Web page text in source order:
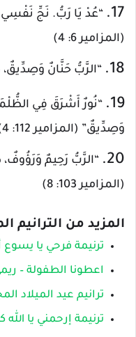
17.
“عُدْ يَا رَبُّ. نَجِّ
(المزامير 6: 4)
18. “الرَّبُّ حَنَّانٌ وَصِدِّيقٌ،
19.
“نُورٌ أَشْرَقَ فِي
وَصِدِّيقٌ” (المزامير 112: 4)
20.
“الرَّبُّ رَحِيمٌ وَرَؤُوفٌ،
(المزامير 103: 8)
المزيد من الترانيم
ترنيمة فرحي يا
اعطونا الطفولة –
ترانيم عيد الميلاد
ترنيمة إرحمني يا